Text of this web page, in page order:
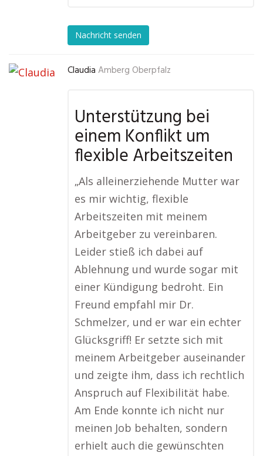
Nachricht senden
Claudia Amberg Oberpfalz
Unterstützung bei
einem Konflikt um
flexible Arbeitszeiten
„Als alleinerziehende Mutter war
es mir wichtig, flexible
Arbeitszeiten mit meinem
Arbeitgeber zu vereinbaren.
Leider stieß ich dabei auf
Ablehnung und wurde sogar mit
einer Kündigung bedroht. Ein
Freund empfahl mir Dr.
Schmelzer, und er war ein echter
Glücksgriff! Er setzte sich mit
meinem Arbeitgeber auseinander
und zeigte ihm, dass ich rechtlich
Anspruch auf Flexibilität habe.
Am Ende konnte ich nicht nur
meinen Job behalten, sondern
erhielt auch die gewünschten